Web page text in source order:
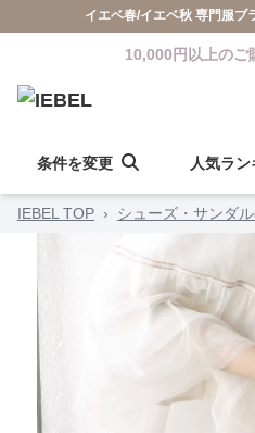
イエベ春/イエベ秋 専門服ブ
10,000円以上のご
条件を変更 人気ラ
IEBEL TOP › シューズ・サンダ